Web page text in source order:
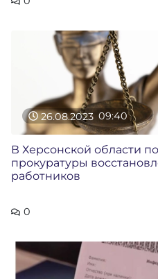
26.08.2023 09:40
В Херсонской области
прокуратуры
работников
0